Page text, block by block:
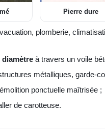
Pierre dure
plomberie,
à travers un voile
métalliques, garde-
ponctuelle maîtrisée ;
de carotteuse.